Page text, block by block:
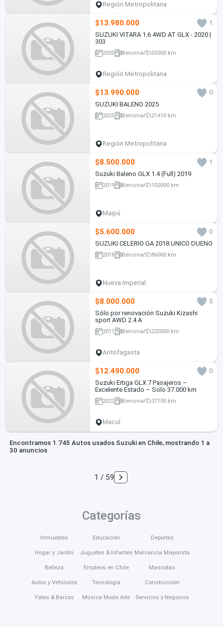
Región Metropolitana
$13.980.000
1
SUZUKI VITARA 1.6 4WD AT GLX - 2020 |
303
2020 Bencina 55000 km
Región Metropolitana
$13.990.000
0
SUZUKI BALENO 2025
2025 Bencina 21410 km
Región Metropolitana
$8.500.000
1
Suzuki Baleno GLX 1.4 (Full) 2019
2019 Bencina 102000 km
Maipú
$5.600.000
0
SUZUKI CELERIO GA 2018 UNICO DUENO
2018 Bencina 86000 km
Nueva Imperial
$8.000.000
5
Sólo por renovación Suzuki Kizashi
sport AWD 2.4 A
2011 Bencina 220000 km
Antofagasta
$12.490.000
0
Suzuki Ertiga GLX 7 Pasajeros –
Excelente Estado – Solo 37.000 km
2022 Bencina 37100 km
Macul
Encontramos 1.745 Autos usados Suzuki en Chile, mostrando 1 a
30 anuncios
1 / 59
Categorías
Inmuebles
Hogar y Jardín
Belleza
Autos y Vehículos
Yates & Barcos
Educación
Juguetes & Infantes
Empleos en Chile
Tecnología
Música Moda Arte
Deportes
Mercancía Mayorista
Mascotas
Construcción
Servicios y Negocios